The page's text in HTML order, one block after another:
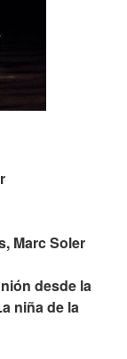
Marc Soler
desde la
niña de la